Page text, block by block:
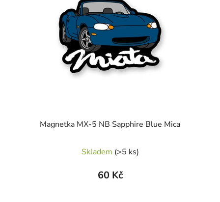
Magnetka MX-5 NB Sapphire Blue Mica
Skladem (>5 ks)
60 Kč